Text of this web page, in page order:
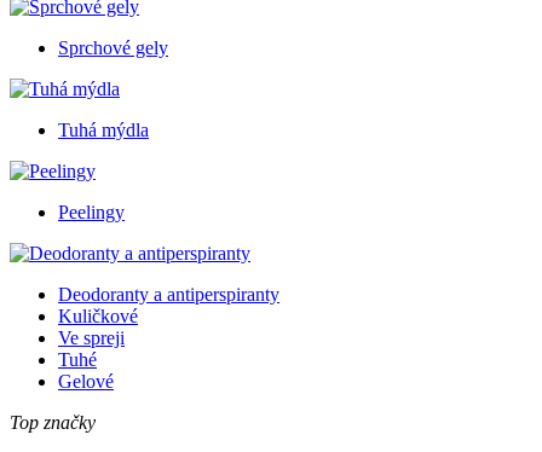
Sprchové gely
Tuhá mýdla
Peelingy
Deodoranty a antiperspiranty
Kuličkové
Ve spreji
Tuhé
Gelové
Top značky